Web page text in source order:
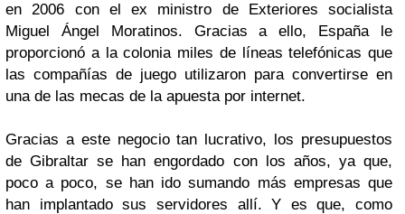
en 2006 con el ex ministro de Exteriores socialista
Miguel Ángel Moratinos. Gracias a ello, España le
proporcionó a la colonia miles de líneas telefónicas que
las compañías de juego utilizaron para convertirse en
una de las mecas de la apuesta por internet.
Gracias a este negocio tan lucrativo, los presupuestos
de Gibraltar se han engordado con los años, ya que,
poco a poco, se han ido sumando más empresas que
han implantado sus servidores allí. Y es que, como